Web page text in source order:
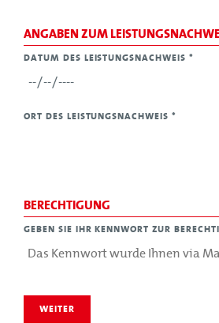
ANGABEN ZUM
DATUM DES LEISTUNGSNACHWEIS *
ORT DES LEISTUNGSNACHWEIS *
BERECHTIGUNG
GEBEN SIE IHR KENNWORT ZUR
WEITER